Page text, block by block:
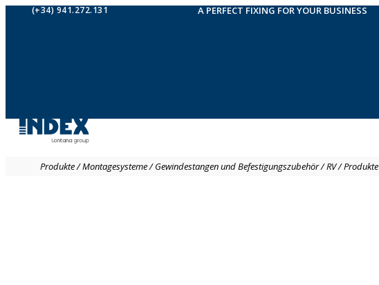
(+34) 941.272.131 A PERFECT FIXING FOR YOUR BUSINESS
Produkte/Montagesysteme/Gewindestangen und Befestigungszubehör/RV/Produkte